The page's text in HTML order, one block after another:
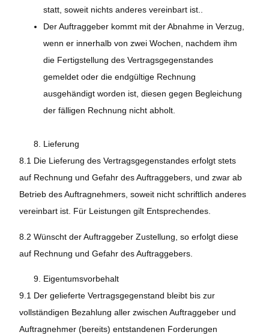
statt, soweit nichts anderes vereinbart ist..
Der Auftraggeber kommt mit der Abnahme in Verzug,
wenn er innerhalb von zwei Wochen, nachdem ihm
die Fertigstellung des Vertragsgegenstandes
gemeldet oder die endgültige Rechnung
ausgehändigt worden ist, diesen gegen Begleichung
der fälligen Rechnung nicht abholt.
Lieferung
8.1 Die Lieferung des Vertragsgegenstandes erfolgt stets
auf Rechnung und Gefahr des Auftraggebers, und zwar ab
Betrieb des Auftragnehmers, soweit nicht schriftlich anderes
vereinbart ist. Für Leistungen gilt Entsprechendes.
8.2 Wünscht der Auftraggeber Zustellung, so erfolgt diese
auf Rechnung und Gefahr des Auftraggebers.
Eigentumsvorbehalt
9.1 Der gelieferte Vertragsgegenstand bleibt bis zur
vollständigen Bezahlung aller zwischen Auftraggeber und
Auftragnehmer (bereits) entstandenen Forderungen